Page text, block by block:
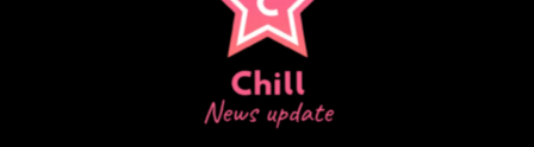
การ์ทเนอร์คาดการณ์ นับจากนี้ 3 ปี เหตุละเมิดความ
เป็นส่วนตัวส่วนใหญ่ จะเกิดจากการคาดเดาที่สรุป
โดย AI หรือ AI-Generated Inferences
นครปฐมยกระดับ “กล้วยไม้-สินค้าเกษตรคุณภาพ”
ขับเคลื่อนเศรษฐกิจฐานรากจัดมหกรรม “สีสรร
พรรณกล้วยไม้สินค้าเกษตรดีนครปฐมการันตี 2026”
ตั้งเป้าดึงนักท่องเที่ยวกว่า 3,000 คนสร้างเม็ดเงิน
‘พี่จอง–คัลแลน’ ชวนบุกร้าน A Shop For Killers:
Recruitment Center ชวนพิสูจน์ฝีมือการต่อสู้ 8–9